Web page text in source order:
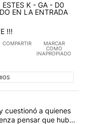
K - GA - D0
EN LA ENTRADA
!!!
COMPARTIR
MARCAR
COMO
INAPROPIADO
comentarios en los
despidió a Jorge
cuestionó a quienes
pensar que hubo